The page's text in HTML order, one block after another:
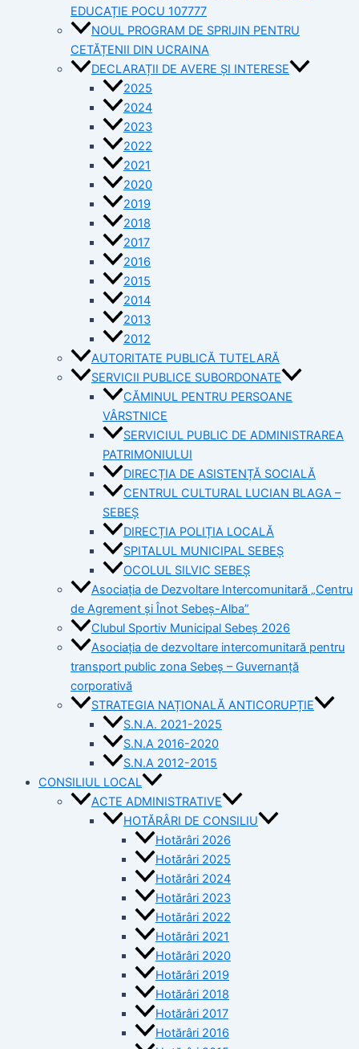
EDUCAȚIE POCU 107777
NOUL PROGRAM DE SPRIJIN PENTRU
CETĂȚENII DIN UCRAINA
DECLARAȚII DE AVERE ȘI INTERESE
2025
2024
2023
2022
2021
2020
2019
2018
2017
2016
2015
2014
2013
2012
AUTORITATE PUBLICĂ TUTELARĂ
SERVICII PUBLICE SUBORDONATE
CĂMINUL PENTRU PERSOANE
VÂRSTNICE
SERVICIUL PUBLIC DE ADMINISTRAREA
PATRIMONIULUI
DIRECȚIA DE ASISTENȚĂ SOCIALĂ
CENTRUL CULTURAL LUCIAN BLAGA –
SEBEȘ
DIRECȚIA POLIȚIA LOCALĂ
SPITALUL MUNICIPAL SEBEȘ
OCOLUL SILVIC SEBEȘ
Asociația de Dezvoltare Intercomunitară „Centru
de Agrement și Înot Sebeș-Alba”
Clubul Sportiv Municipal Sebeș 2026
Asociația de dezvoltare intercomunitară pentru
transport public zona Sebeș – Guvernanță
corporativă
STRATEGIA NAȚIONALĂ ANTICORUPȚIE
S.N.A. 2021-2025
S.N.A 2016-2020
S.N.A 2012-2015
CONSILIUL LOCAL
ACTE ADMINISTRATIVE
HOTĂRÂRI DE CONSILIU
Hotărâri 2026
Hotărâri 2025
Hotărâri 2024
Hotărâri 2023
Hotărâri 2022
Hotărâri 2021
Hotărâri 2020
Hotărâri 2019
Hotărâri 2018
Hotărâri 2017
Hotărâri 2016